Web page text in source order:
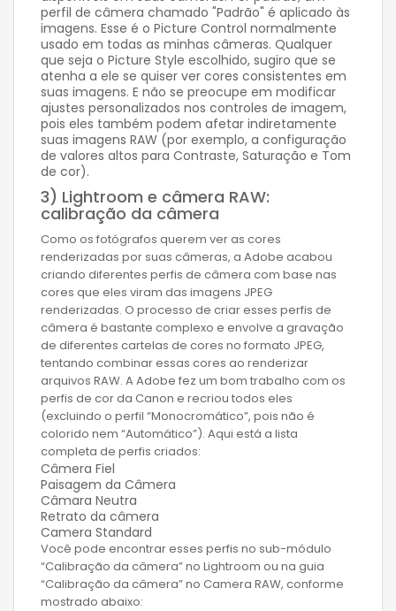
perfil de câmera chamado "Padrão" é aplicado às
imagens. Esse é o Picture Control normalmente
usado em todas as minhas câmeras. Qualquer
que seja o Picture Style escolhido, sugiro que se
atenha a ele se quiser ver cores consistentes em
suas imagens. E não se preocupe em modificar
ajustes personalizados nos controles de imagem,
pois eles também podem afetar indiretamente
suas imagens RAW (por exemplo, a configuração
de valores altos para Contraste, Saturação e Tom
de cor).
3) Lightroom e câmera RAW:
calibração da câmera
Como os fotógrafos querem ver as cores
renderizadas por suas câmeras, a Adobe acabou
criando diferentes perfis de câmera com base nas
cores que eles viram das imagens JPEG
renderizadas. O processo de criar esses perfis de
câmera é bastante complexo e envolve a gravação
de diferentes cartelas de cores no formato JPEG,
tentando combinar essas cores ao renderizar
arquivos RAW. A Adobe fez um bom trabalho com os
perfis de cor da Canon e recriou todos eles
(excluindo o perfil “Monocromático”, pois não é
colorido nem “Automático”). Aqui está a lista
completa de perfis criados:
Câmera Fiel
Paisagem da Câmera
Câmara Neutra
Retrato da câmera
Camera Standard
Você pode encontrar esses perfis no sub-módulo
“Calibração da câmera” no Lightroom ou na guia
“Calibração da câmera” no Camera RAW, conforme
mostrado abaixo: